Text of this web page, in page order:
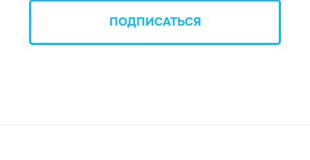
ПОДПИСАТЬСЯ